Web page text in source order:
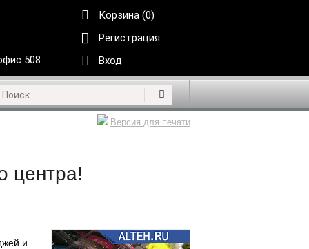
508
Корзина (0)
Регистрация
Вход
Версия для печати
центра!
и